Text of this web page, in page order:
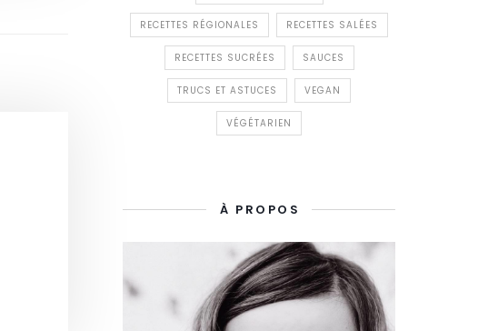
RECETTES RÉGIONALES RECETTES SALÉES
RECETTES SUCRÉES SAUCES
TRUCS ET ASTUCES VEGAN
VÉGÉTARIEN
À PROPOS